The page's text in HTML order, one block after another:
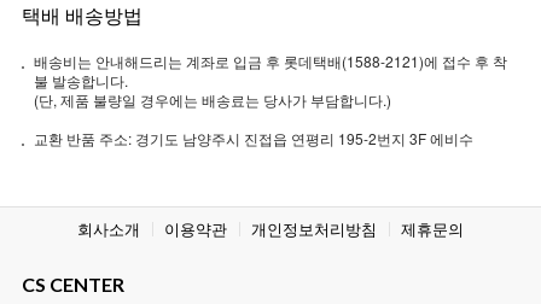
택배 배송방법
배송비는 안내해드리는 계좌로 입금 후 롯데택배(1588-2121)에 접수 후 착
불 발송합니다.
(단, 제품 불량일 경우에는 배송료는 당사가 부담합니다.)
교환 반품 주소: 경기도 남양주시 진접읍 연평리 195-2번지 3F 에비수
회사소개 이용약관 개인정보처리방침 제휴문의
CS CENTER